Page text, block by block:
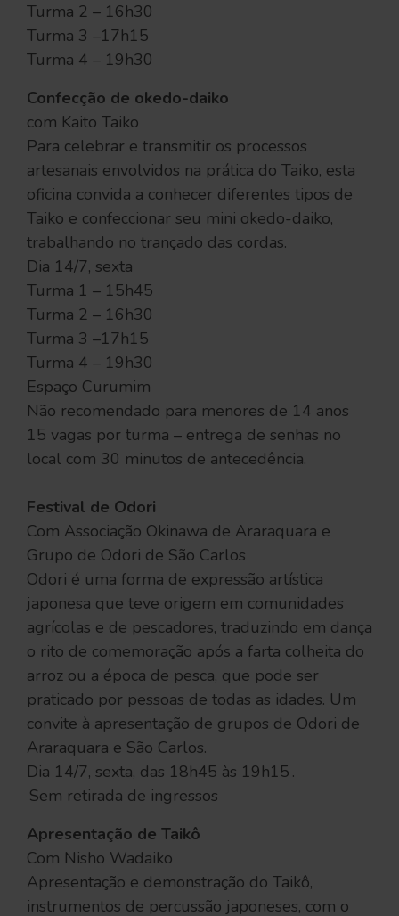
Turma 2 – 16h30
Turma 3 –17h15
Turma 4 – 19h30
Confecção de okedo-daiko
com Kaito Taiko
Para celebrar e transmitir os processos
artesanais envolvidos na prática do Taiko, esta
oficina convida a conhecer diferentes tipos de
Taiko e confeccionar seu mini okedo-daiko,
trabalhando no trançado das cordas.
Dia 14/7, sexta
Turma 1 – 15h45
Turma 2 – 16h30
Turma 3 –17h15
Turma 4 – 19h30
Espaço Curumim
Não recomendado para menores de 14 anos
15 vagas por turma – entrega de senhas no
local com 30 minutos de antecedência.
Festival de Odori
Com Associação Okinawa de Araraquara e
Grupo de Odori de São Carlos
Odori é uma forma de expressão artística
japonesa que teve origem em comunidades
agrícolas e de pescadores, traduzindo em dança
o rito de comemoração após a farta colheita do
arroz ou a época de pesca, que pode ser
praticado por pessoas de todas as idades. Um
convite à apresentação de grupos de Odori de
Araraquara e São Carlos.
Dia 14/7, sexta, das 18h45 às 19h15 .
Sem retirada de ingressos
Apresentação de Taikô
Com Nisho Wadaiko
Apresentação e demonstração do Taikô,
instrumentos de percussão japoneses, com o